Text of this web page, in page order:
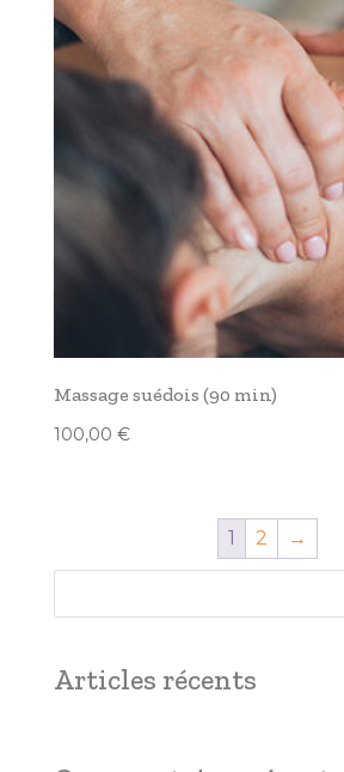
Massage suédois (90 min)
100,00 €
1 2 →
Articles récents